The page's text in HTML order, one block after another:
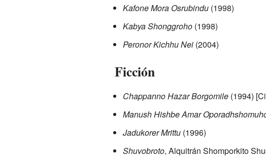
Kafone Mora Osrubindu(1998)
Kabya Shonggroho(1998)
Peronor Kichhu Nei(2004)
Ficción
Chappanno Hazar Borgomile(1994)
Manush Hishbe Amar
Jadukorer Mrittu(1996)
Shuvobroto, Alquitrán Shomporkito